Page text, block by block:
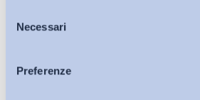
delNecessari
Preferenze
Bollettini ADAPT
Articoli